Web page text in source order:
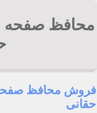
محافظ صفحه
فروش محافظ صفحه
حقانی